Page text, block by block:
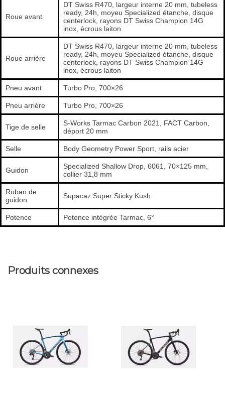
Roue avant
DT Swiss R470, largeur interne 20 mm, tubeless
ready, 24h, moyeu Specialized étanche, disque
centerlock, rayons DT Swiss Champion 14G
inox, écrous laiton
Roue arrière
DT Swiss R470, largeur interne 20 mm, tubeless
ready, 24h, moyeu Specialized étanche, disque
centerlock, rayons DT Swiss Champion 14G
inox, écrous laiton
Pneu avant Turbo Pro, 700×26
Pneu arrière Turbo Pro, 700×26
Tige de selle
S-Works Tarmac Carbon 2021, FACT Carbon,
déport 20 mm
Selle Body Geometry Power Sport, rails acier
Guidon
Specialized Shallow Drop, 6061, 70×125 mm,
collier 31,8 mm
Ruban de
guidon
Supacaz Super Sticky Kush
Potence Potence intégrée Tarmac, 6°
Produits connexes